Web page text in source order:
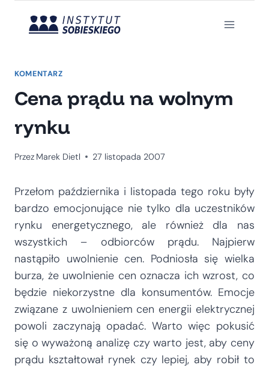
KOMENTARZ
Cena prądu na wolnym
rynku
Przez Marek Dietl 27 listopada 2007
Przełom października i listopada tego roku były
bardzo emocjonujące nie tylko dla uczestników
rynku energetycznego, ale również dla nas
wszystkich – odbiorców prądu. Najpierw
nastąpiło uwolnienie cen. Podniosła się wielka
burza, że uwolnienie cen oznacza ich wzrost, co
będzie niekorzystne dla konsumentów. Emocje
związane z uwolnieniem cen energii elektrycznej
powoli zaczynają opadać. Warto więc pokusić
się o wyważoną analizę czy warto jest, aby ceny
prądu kształtował rynek czy lepiej, aby robił to